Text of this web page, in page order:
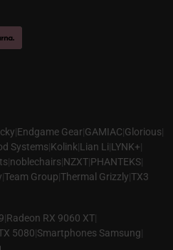
|Endgame Gear|GAMIAC|Glorious|
Systems|Kolink|Lian Li|LYNK+|
|noblechairs|NZXT|PHANTEKS|
|Team Group|Thermal Grizzly|TX3
|Radeon RX 9060 XT|
5080|Smartphones Samsung|